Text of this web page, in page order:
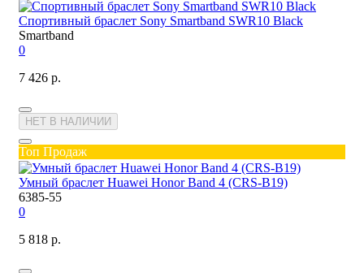
Спортивный браслет Sony Smartband SWR10 Black
Smartband
0
7 426 р.
НЕТ В НАЛИЧИИ
Топ Продаж
Умный браслет Huawei Honor Band 4 (CRS-B19)
6385-55
0
5 818 р.